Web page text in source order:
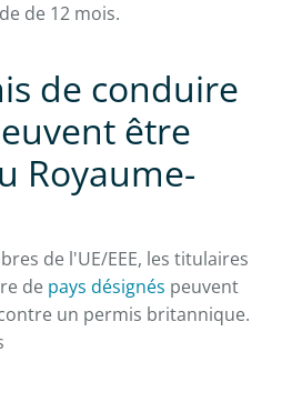
de 12 mois.
de conduire
être
Royaume-
de l'UE/EEE, les titulaires
de pays désignés peuvent
un permis britannique.